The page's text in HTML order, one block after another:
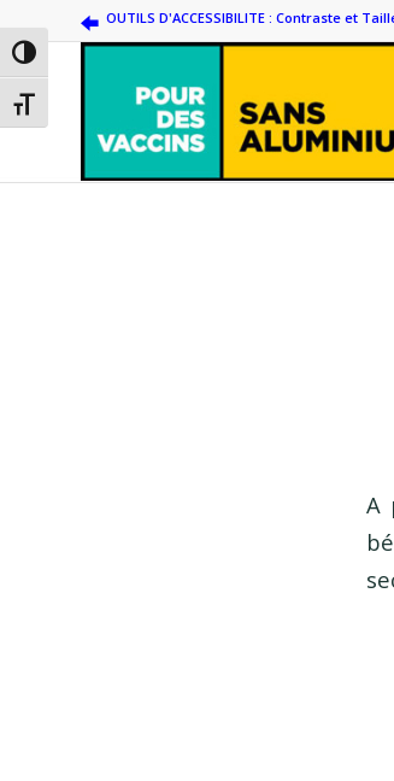
Passer en contraste élevé
Changer la taille de la police
OUTILS D'ACCESSIBILITE : Contraste et
A